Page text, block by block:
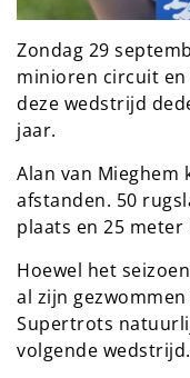
Zondag 29
minioren circuit en
deze wedstrijd
jaar.
Alan van Mieghem
afstanden. 50
plaats en 25
Hoewel het
al zijn gezwommen
Supertrots
volgende wedstrijd.